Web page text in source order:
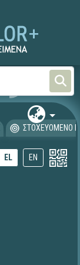
ΣΤΟΧΕΥΟΜΕΝΟ
EL EN